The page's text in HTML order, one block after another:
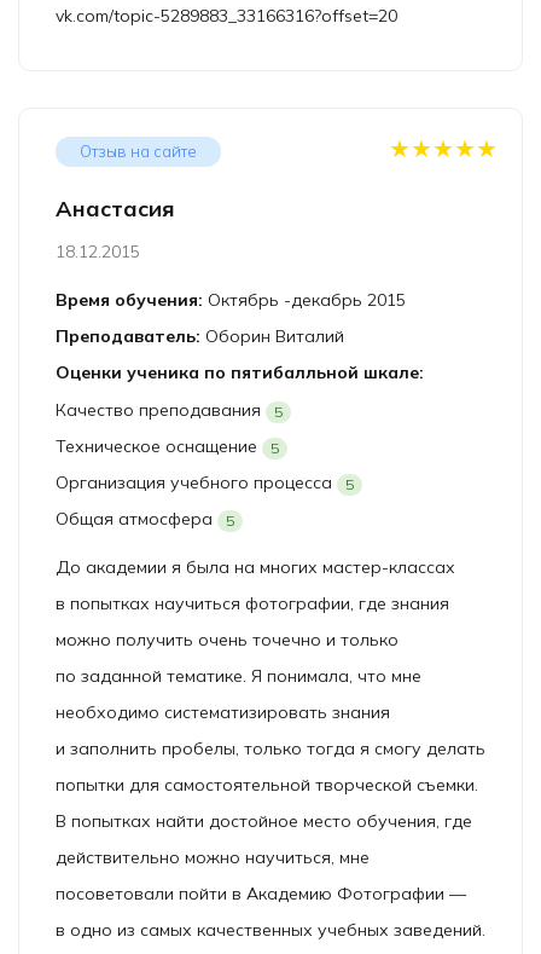
vk.com/topic-5289883_33166316?offset=20
Отзыв на сайте
Анастасия
18.12.2015
★★★★★
Время обучения: Октябрь -декабрь 2015
Преподаватель: Оборин Виталий
Оценки ученика по пятибалльной шкале:
Качество преподавания
5
Техническое оснащение 5
Организация учебного процесса 5
Общая атмосфера 5
До академии я была на многих мастер-классах
в попытках научиться фотографии, где знания
можно получить очень точечно и только
по заданной тематике. Я понимала, что мне
необходимо систематизировать знания
и заполнить пробелы, только тогда я смогу делать
попытки для самостоятельной творческой съемки.
В попытках найти достойное место обучения, где
действительно можно научиться, мне
посоветовали пойти в Академию Фотографии —
в одно из самых качественных учебных заведений.